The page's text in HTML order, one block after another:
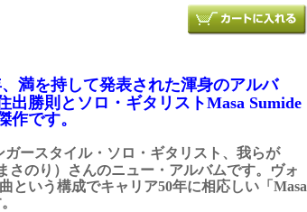
満を持して発表された渾身のアルバ
出勝則とソロ・ギタリストMasa Sumide
です。
ースタイル・ソロ・ギタリスト、我らが
さのり）さんのニュー・アルバムです。ヴォ
という構成でキャリア50年に相応しい「Masa